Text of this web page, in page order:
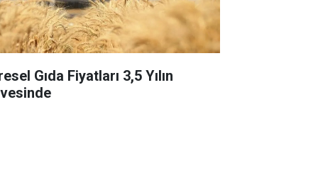
Gıda Fiyatları 3,5 Yılın